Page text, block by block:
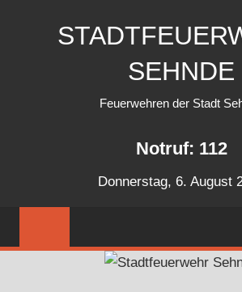
SEHNDE
Feuerwehren der Stadt
Notruf: 112
Donnerstag, 6. August